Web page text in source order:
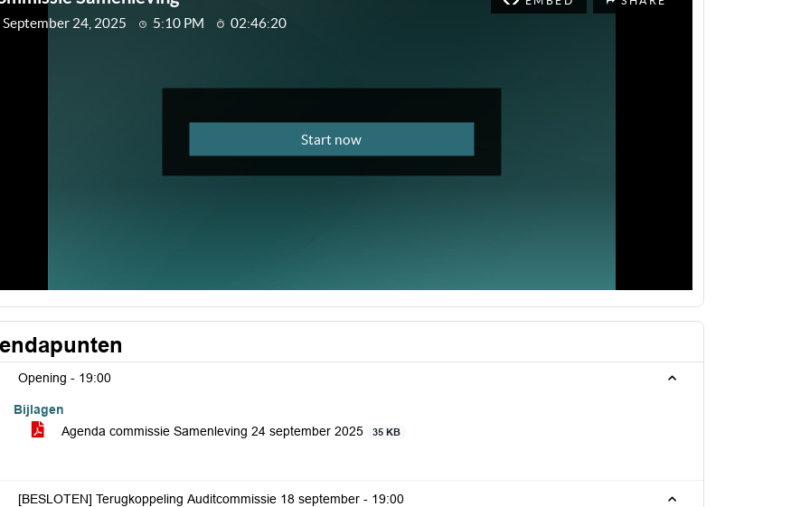
Opening - 19:00
Bijlagen
Agenda commissie Samenleving 24 september 2025
35 KB
[BESLOTEN] Terugkoppeling Auditcommissie 18 september - 19:00